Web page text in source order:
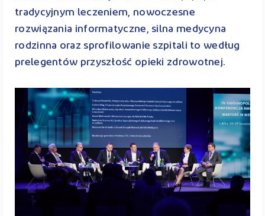
tradycyjnym leczeniem, nowoczesne
rozwiązania informatyczne, silna medycyna
rodzinna oraz sprofilowanie szpitali to według
prelegentów przyszłość opieki zdrowotnej.